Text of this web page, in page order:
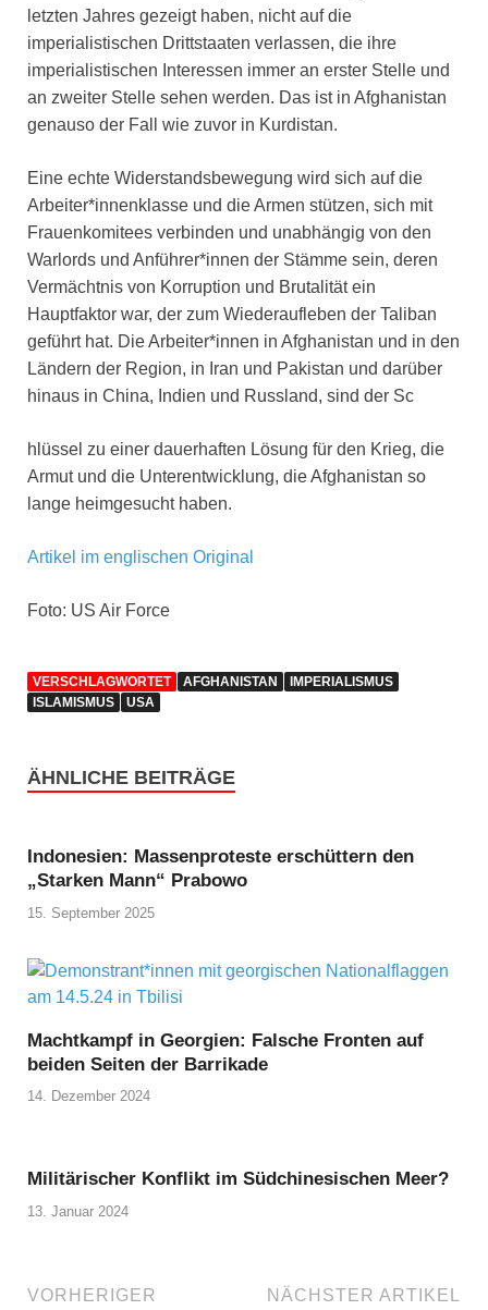
letzten Jahres gezeigt haben, nicht auf die
imperialistischen Drittstaaten verlassen, die ihre
imperialistischen Interessen immer an erster Stelle und
an zweiter Stelle sehen werden. Das ist in Afghanistan
genauso der Fall wie zuvor in Kurdistan.
Eine echte Widerstandsbewegung wird sich auf die
Arbeiter*innenklasse und die Armen stützen, sich mit
Frauenkomitees verbinden und unabhängig von den
Warlords und Anführer*innen der Stämme sein, deren
Vermächtnis von Korruption und Brutalität ein
Hauptfaktor war, der zum Wiederaufleben der Taliban
geführt hat. Die Arbeiter*innen in Afghanistan und in den
Ländern der Region, in Iran und Pakistan und darüber
hinaus in China, Indien und Russland, sind der Sc
hlüssel zu einer dauerhaften Lösung für den Krieg, die
Armut und die Unterentwicklung, die Afghanistan so
lange heimgesucht haben.
Artikel im englischen Original
Foto: US Air Force
VERSCHLAGWORTET AFGHANISTAN
IMPERIALISMUS
ISLAMISMUS
USA
ÄHNLICHE BEITRÄGE
Indonesien: Massenproteste erschüttern den
„Starken Mann“ Prabowo
15. September 2025
Machtkampf in Georgien: Falsche Fronten auf
beiden Seiten der Barrikade
14. Dezember 2024
Militärischer Konflikt im Südchinesischen Meer?
13. Januar 2024
VORHERIGER NÄCHSTER ARTIKEL